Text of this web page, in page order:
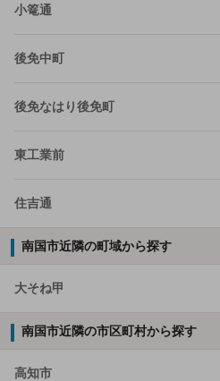
小篭通
後免中町
後免なはり後免町
東工業前
住吉通
南国市近隣の町域から探す
大そね甲
南国市近隣の市区町村から探す
高知市